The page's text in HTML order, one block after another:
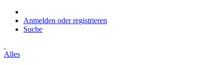
Anmelden oder registrieren
Suche
Alles